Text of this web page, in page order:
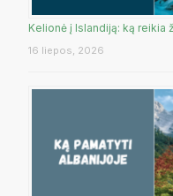
Kelionė į Islandiją: ką
16 liepos, 2026